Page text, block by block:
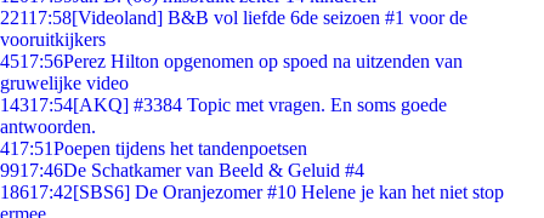
22117:58[Videoland] B&B vol liefde 6de seizoen #1 voor de
vooruitkijkers
4517:56Perez Hilton opgenomen op spoed na uitzenden van
gruwelijke video
14317:54[AKQ] #3384 Topic met vragen. En soms goede
antwoorden.
417:51Poepen tijdens het tandenpoetsen
9917:46De Schatkamer van Beeld & Geluid #4
18617:42[SBS6] De Oranjezomer #10 Helene je kan het niet stop
ermee